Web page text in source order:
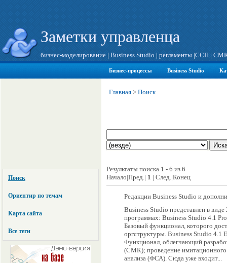
Заметки управленца
бизнес-моделирование | Business Studio | регламенты |ССП |
Бизнес-процессы Business Studio
Поиск
Ориентир по темам
Карта сайта
Все теги
Главная > Поиск
Результаты поиска 1 - 6 из 6
Начало|Пред.| 1 | След.|Конец
Редакции Business Studio и
Business Studio представлен в
программах: Business Studio 4.1
Базовый функционал, которого
оргструктуры. Business Studio 4.1
Функционал, облегчающий
(СМК); проведение имитационного
анализа (ФСА). Сюда уже входит...